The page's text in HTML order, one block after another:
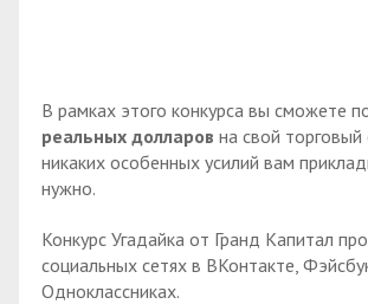
В рамках этого конкурса вы сможете
реальных долларов на свой
никаких особенных усилий вам
нужно.
Конкурс Угадайка от Гранд Капитал
социальных сетях в ВКонтакте,
Одноклассниках.